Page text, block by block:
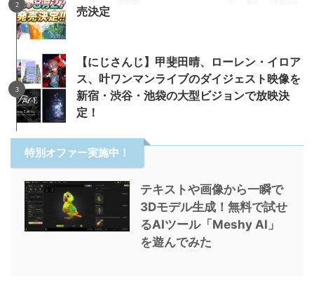
売決定
【にじさんじ】甲斐田晴、ローレン・イロア
ス、叶ワンマンライブのダイジェスト映像を
新宿・渋谷・池袋の大型ビジョンで放映決
定！
特別オファー実施中！
テキストや画像から一瞬で
3Dモデル生成！無料で試せ
るAIツール「Meshy AI」
を遊んでみた